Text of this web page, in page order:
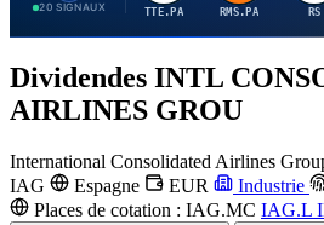
20 SIGNAUX TTE.PA RMS.PA RS
Dividendes INTL
AIRLINES GROU
International Consolidated Airlines
IAG
Espagne EUR Industrie
Places de cotation : IAG.MC IAG.L